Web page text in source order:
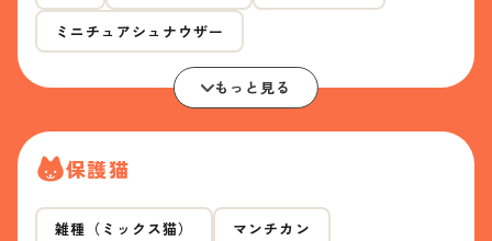
ミニチュアシュナウザー
もっと見る
保護猫
雑種（ミックス猫） マンチカン